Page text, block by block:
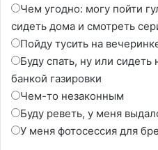
Чем угодно: могу пойти
сидеть дома и смотреть
Пойду тусить на
Буду спать, ну или
банкой газировки
Чем-то незаконным
Буду реветь, у меня
У меня фотосессия для